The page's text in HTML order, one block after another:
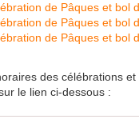
des célébrations
le lien ci-dessous :